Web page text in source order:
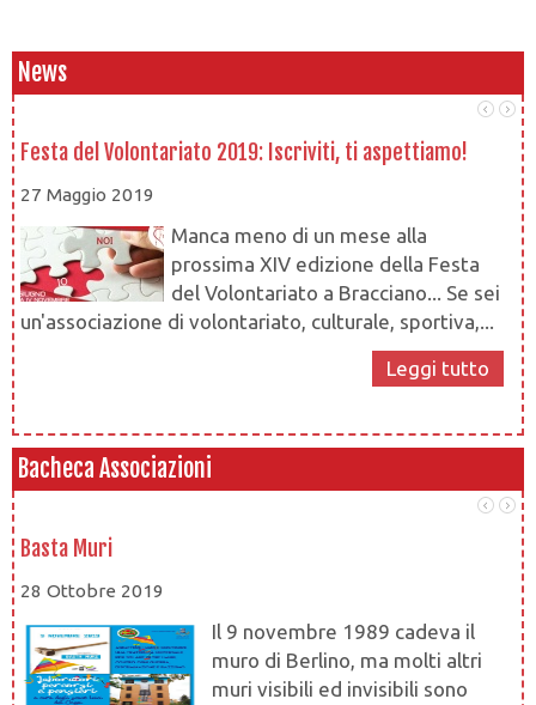
News
Festa del Volontariato 2019: Iscriviti, ti aspettiamo!
27 Maggio 2019
Manca meno di un mese alla
prossima XIV edizione della Festa
del Volontariato a Bracciano... Se sei
un'associazione di volontariato, culturale, sportiva,...
Leggi tutto
Bacheca Associazioni
Basta Muri
28 Ottobre 2019
Il 9 novembre 1989 cadeva il
muro di Berlino, ma molti altri
muri visibili ed invisibili sono